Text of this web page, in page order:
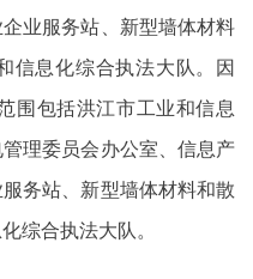
业服务站、新型墙体材料
信息化综合执法大队。因
围包括洪江市工业和信息
理委员会办公室、信息产
务站、新型墙体材料和散
综合执法大队。